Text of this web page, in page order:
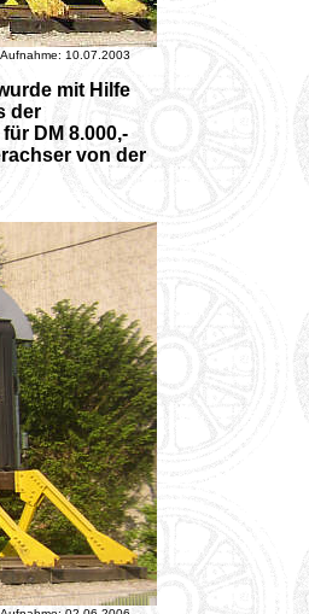
Aufnahme: 10.07.2003
mit Hilfe
der
DM 8.000,-
von der